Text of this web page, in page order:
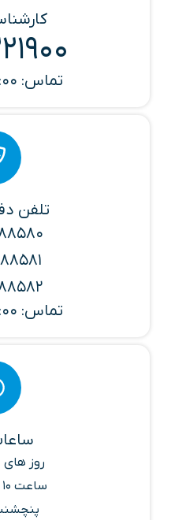
تماس: 9:00 الی 23:00
تلفن
تماس: 10:00 الی 17:00
روز
ساعت 10 صبح الی 17